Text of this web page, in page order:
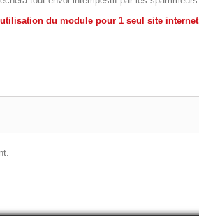
du module pour 1 seul site